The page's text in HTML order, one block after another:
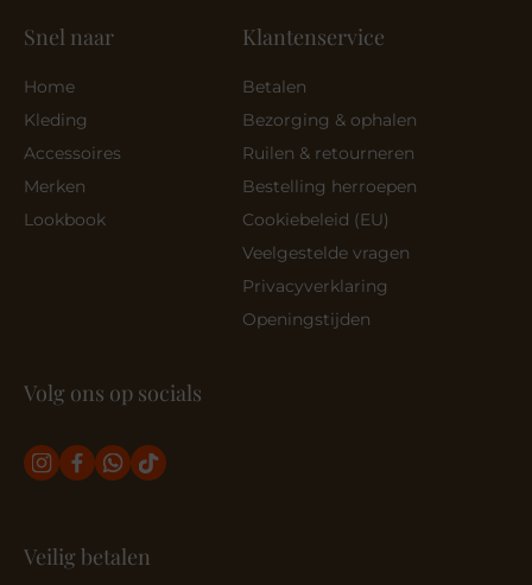
Snel naar
Home
Kleding
Accessoires
Merken
Lookbook
Klantenservice
Betalen
Bezorging & ophalen
Ruilen & retourneren
Bestelling herroepen
Cookiebeleid (EU)
Veelgestelde vragen
Privacyverklaring
Openingstijden
Volg ons op socials
Veilig betalen